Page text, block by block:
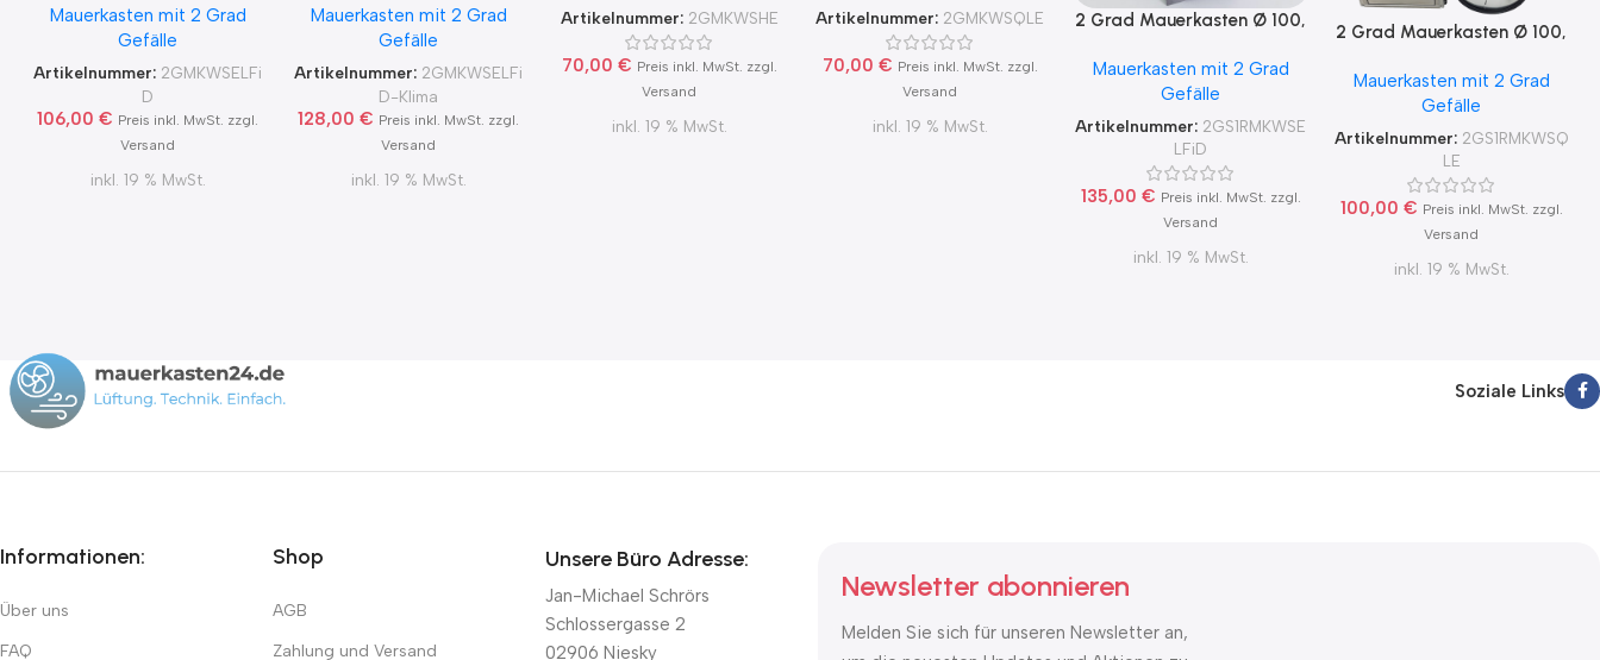
Kondensatablauf auch mit
Blower Door Test und
Zertifikat Ø100, 125, 150
2Grad MKWSELFiD
Mauerkasten mit 2 Grad
Gefälle
Artikelnummer: 2GMKWSELFi
D
106,00€ Preis inkl. MwSt. zzgl.
Versand
inkl. 19 % MwSt.
Kondensatablauf für
Klimageräte Ø150 2Grad
MKWSELFiD
Mauerkasten mit 2 Grad
Gefälle
Artikelnummer: 2GMKWSELFi
D-Klima
128,00€ Preis inkl. MwSt. zzgl.
Versand
inkl. 19 % MwSt.
Zertifikat Ø100, 125, 150
Artikelnummer: 2GMKWSHE
70,00 € Preis inkl. MwSt. zzgl.
Versand
inkl. 19 % MwSt.
Zertifikat Ø100, 125, 150
Artikelnummer: 2GMKWSQLE
70,00 € Preis inkl. MwSt. zzgl.
Versand
inkl. 19 % MwSt.
2 Grad Mauerkasten Ø 100,
Dunstabzug
Rückstauklappe 2GS1-R-
MKWSELFiD, runter zur
Haube mit Aluflex
Mauerkasten mit 2 Grad
Gefälle
Artikelnummer: 2GS1RMKWSE
LFiD
135,00 € Preis inkl. MwSt. zzgl.
Versand
inkl. 19 % MwSt.
2 Grad Mauerkasten Ø 100,
Dunstabzug
Rückstauklappe 2GS1-R-
MKWSQLE, runter zur
Haube mit Aluflex
Mauerkasten mit 2 Grad
Gefälle
Artikelnummer: 2GS1RMKWSQ
LE
100,00 € Preis inkl. MwSt. zzgl.
Versand
inkl. 19 % MwSt.
Soziale Links
Informationen:
Über uns
FAQ
Shop
AGB
Zahlung und Versand
Unsere Büro Adresse:
Jan-Michael Schrörs
Schlossergasse 2
02906 Niesky
Newsletter abonnieren
Melden Sie sich für unseren Newsletter an,